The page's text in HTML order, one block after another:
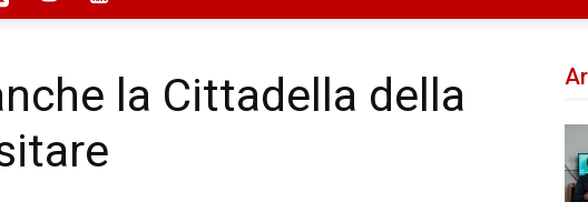
la Cittadella della